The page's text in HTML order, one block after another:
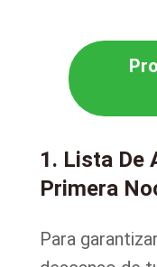
1. Lista De
Primera
Para